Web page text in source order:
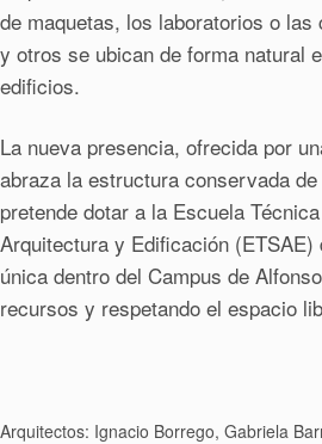
de maquetas, los laboratorios o
y otros se ubican de forma natural
edificios.
La nueva presencia, ofrecida por
abraza la estructura conservada de
pretende dotar a la Escuela
Arquitectura y Edificación (ETSAE)
única dentro del Campus de
recursos y respetando el espacio
Arquitectos: Ignacio Borrego, Gabriela